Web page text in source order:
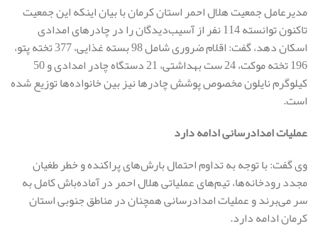
مدیرعامل جمعیت هلال احمر استان کرمان با بیان اینکه این جمعیت
تاکنون توانسته 114 نفر از آسیب‌دیدگان را در چادرهای امدادی
اسکان دهد، گفت: اقلام ضروری شامل 98 بسته غذایی، 377 تخته پتو،
196 تخته موکت، 24 ست بهداشتی، 21 دستگاه چادر امدادی و 50
کیلوگرم نایلون مخصوص پوشش چادرها نیز بین خانواده‌ها توزیع شده
است.
عملیات امدادرسانی ادامه دارد
وی گفت: با توجه به تداوم احتمال بارش‌های پراکنده و خطر طغیان
مجدد رودخانه‌ها، تیم‌های عملیاتی هلال احمر در آماده‌باش کامل به
سر می‌برند و عملیات امدادرسانی همچنان در مناطق جنوبی استان
کرمان ادامه دارد.